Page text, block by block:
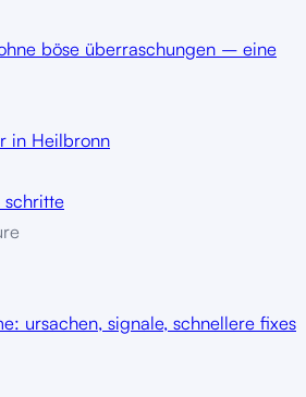
böse überraschungen – eine
in Heilbronn
schritte
ursachen, signale, schnellere fixes